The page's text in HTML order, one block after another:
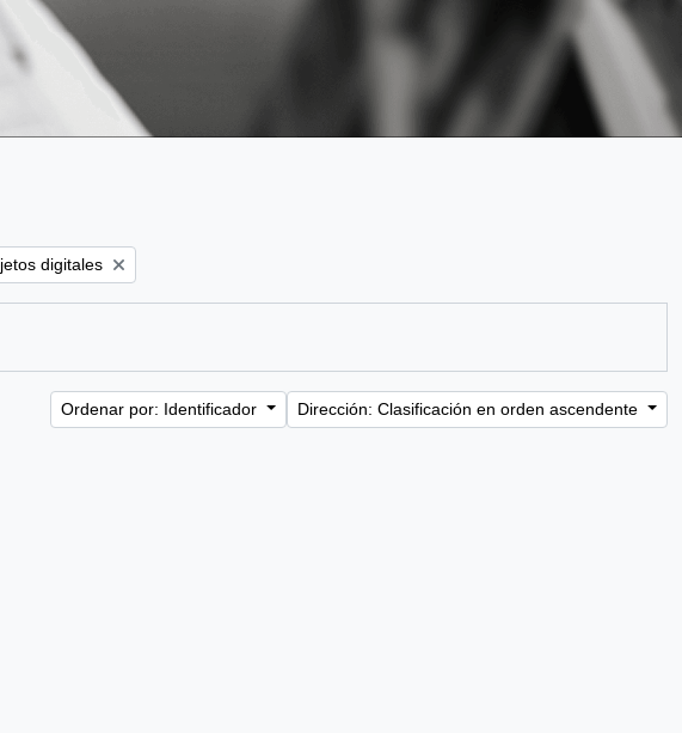
filter:digitales
Ordenar por: Identificador Dirección: Clasificación en orden ascendente